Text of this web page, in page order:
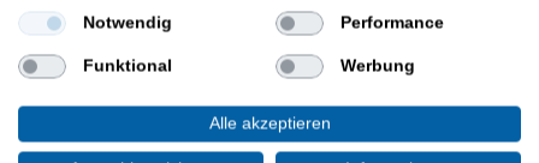
IRON TROUT
Illex
Notwendig Performance
Funktional Werbung
Alle akzeptieren